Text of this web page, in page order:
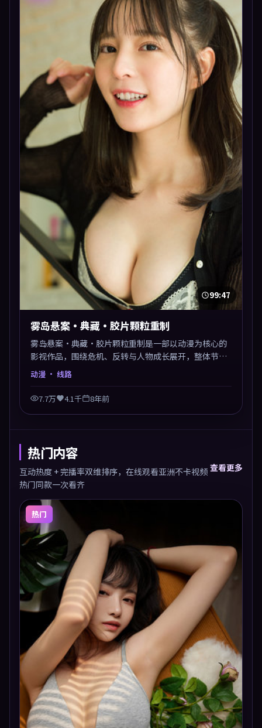
99:47
雾岛悬案·典藏·胶片颗粒重制
雾岛悬案·典藏·胶片颗粒重制是一部以动漫为核心的
影视作品，围绕危机、反转与人物成长展开，整体节奏
紧凑，值得推荐观看。
动漫 · 线路
7.7万 4.1千 8年前
热门内容
互动热度 + 完播率双维排序，在线观看亚洲不卡视频
热门同款一次看齐
查看更多
热门